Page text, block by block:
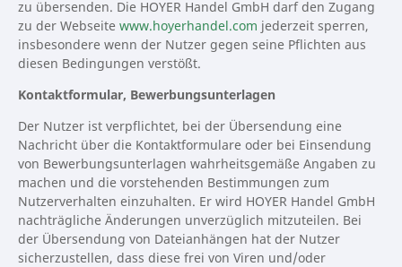
zu übersenden. Die HOYER Handel GmbH darf den Zugang
zu der Webseite www.hoyerhandel.com jederzeit sperren,
insbesondere wenn der Nutzer gegen seine Pflichten aus
diesen Bedingungen verstößt.
Kontaktformular, Bewerbungsunterlagen
Der Nutzer ist verpflichtet, bei der Übersendung eine
Nachricht über die Kontaktformulare oder bei Einsendung
von Bewerbungsunterlagen wahrheitsgemäße Angaben zu
machen und die vorstehenden Bestimmungen zum
Nutzerverhalten einzuhalten. Er wird HOYER Handel GmbH
nachträgliche Änderungen unverzüglich mitzuteilen. Bei
der Übersendung von Dateianhängen hat der Nutzer
sicherzustellen, dass diese frei von Viren und/oder